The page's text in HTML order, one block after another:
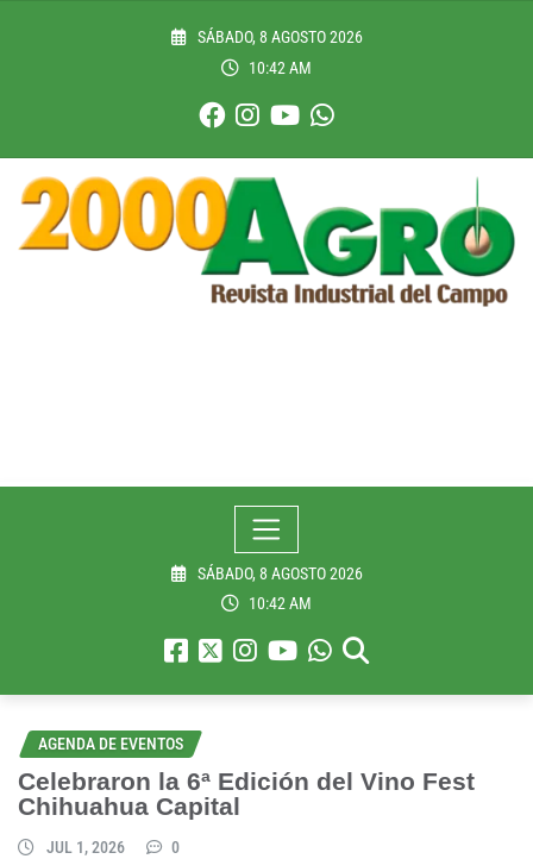
SÁBADO, 8 AGOSTO 2026
10:42 AM
SÁBADO, 8 AGOSTO 2026
10:42 AM
AGENDA DE EVENTOS
Celebraron la 6ª Edición del Vino Fest
Chihuahua Capital
JUL 1, 2026 0